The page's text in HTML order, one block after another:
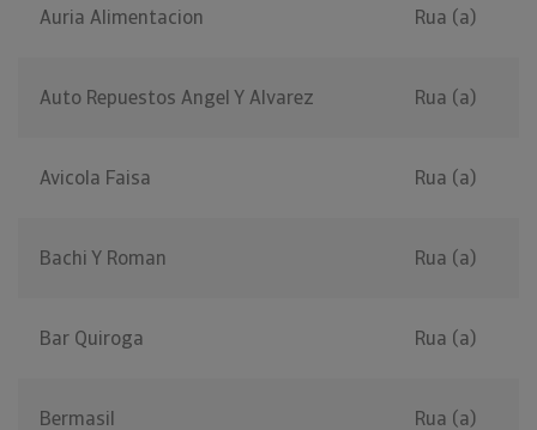
Auria Alimentacion Rua (a)
Auto Repuestos Angel Y Alvarez Rua (a)
Avicola Faisa Rua (a)
Bachi Y Roman Rua (a)
Bar Quiroga Rua (a)
Bermasil Rua (a)